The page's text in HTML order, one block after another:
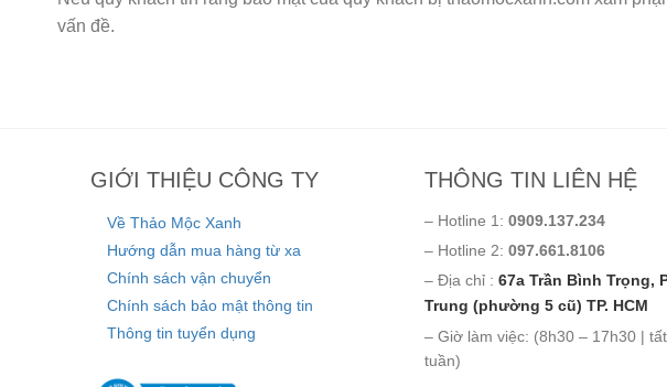
vấn đề.
GIỚI THIỆU CÔNG TY
Về Thảo Mộc Xanh
Hướng dẫn mua hàng từ xa
Chính sách vận chuyển
Chính sách bảo mật thông tin
Thông tin tuyển dụng
THÔNG TIN LIÊN HỆ
– Hotline 1: 0909.137.234
– Hotline 2: 097.661.8106
– Địa chỉ : 67a Trần Bình Trọng,
Trung (phường 5 cũ) TP. HCM
– Giờ làm việc: (8h30 – 17h30 |
tuần)